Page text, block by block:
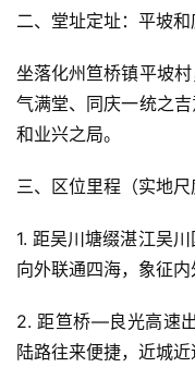
二、堂址定址：平坡和
坐落化州笪桥镇平坡
气满堂、同庆一统之
和业兴之局。
三、区位里程（实地尺
1. 距吴川塘缀湛江吴
向外联通四海，象征内
2. 距笪桥—良光高速
陆路往来便捷，近城近